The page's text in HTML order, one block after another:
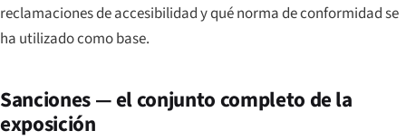
reclamaciones de accesibilidad y qué norma de conformidad se
ha utilizado como base.
Sanciones — el conjunto completo de la
exposición